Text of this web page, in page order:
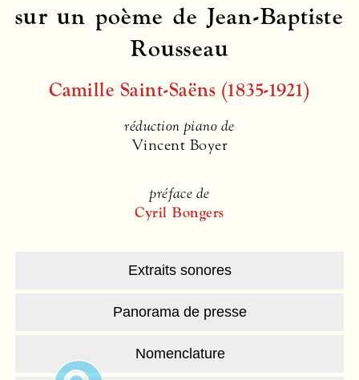
sur un poème de Jean-Baptiste
Rousseau
Camille Saint-Saëns (1835-1921)
réduction piano de
Vincent Boyer
préface de
Cyril Bongers
Extraits sonores
Panorama de presse
Nomenclature